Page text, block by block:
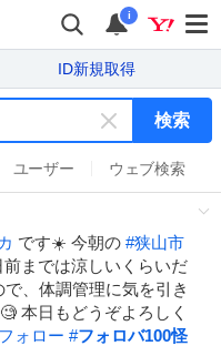
i
ID新規取得
キ
ー
ワ
ド
を
消
す
検索
ユーザー ウェブ検索
です☀️ 今朝の #狭山市
までは涼しいくらいだ
、体調管理に気を引き
本日もどうぞよろしく
ォロー #フォロバ100怪